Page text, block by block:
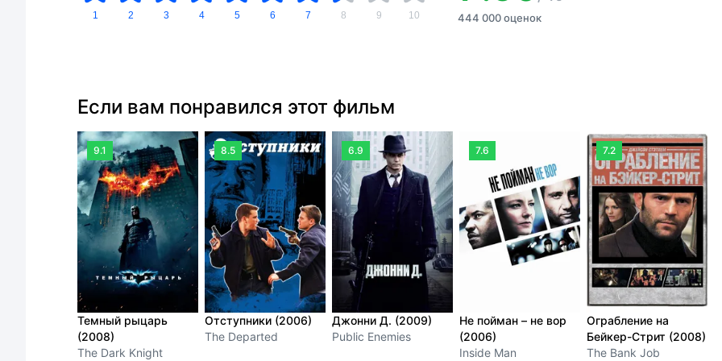
1 2 3 4 5 6 7 8 9 10 444 000 оценок
Если вам понравился этот фильм
9.1
Темный рыцарь
(2008)
The Dark Knight
8.5
Отступники (2006)
The Departed
6.9
Джонни Д. (2009)
Public Enemies
7.6
Не пойман – не вор
(2006)
Inside Man
7.2
Ограбление на
Бейкер-Стрит (2008)
The Bank Job